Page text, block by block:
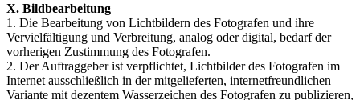
X. Bildbearbeitung
1. Die Bearbeitung von Lichtbildern des Fotografen und ihre
Vervielfältigung und Verbreitung, analog oder digital, bedarf der
vorherigen Zustimmung des Fotografen.
2. Der Auftraggeber ist verpflichtet, Lichtbilder des Fotografen im
Internet ausschließlich in der mitgelieferten, internetfreundlichen
Variante mit dezentem Wasserzeichen des Fotografen zu publizieren,